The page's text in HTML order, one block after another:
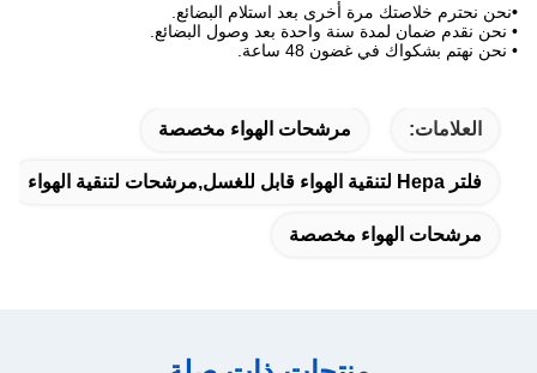
•نحن نحترم خلاصتك مرة أخرى بعد استلام البضائع.
• نحن نقدم ضمان لمدة سنة واحدة بعد وصول البضائع.
• نحن نهتم بشكواك في غضون 48 ساعة.
العلامات: مرشحات الهواء مخصصة
فلتر Hepa لتنقية الهواء قابل للغسل,مرشحات لتنقية الهواء
مرشحات الهواء مخصصة